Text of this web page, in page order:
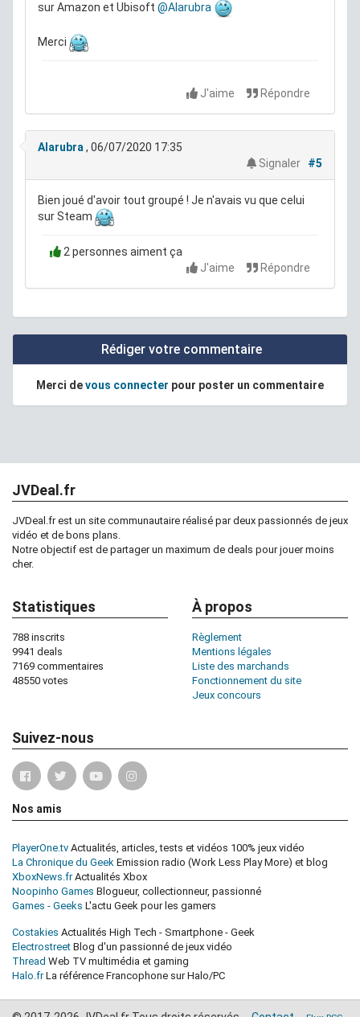
sur Amazon et Ubisoft @Alarubra
Merci
J'aime Répondre
Alarubra , 06/07/2020 17:35
Signaler
#5
Bien joué d'avoir tout groupé ! Je n'avais vu que celui
sur Steam
2 personnes aiment ça
J'aime
Répondre
Rédiger votre commentaire
Merci devous connecter pour poster un commentaire
JVDeal.fr
JVDeal.fr est un site communautaire réalisé par deux passionnés de jeux
vidéo et de bons plans.
Notre objectif est de partager un maximum de deals pour jouer moins
cher.
Statistiques
788 inscrits
9941 deals
7169 commentaires
48550 votes
À propos
Règlement
Mentions légales
Liste des marchands
Fonctionnement du site
Jeux concours
Suivez-nous
Nos amis
PlayerOne.tv Actualités, articles, tests et vidéos 100% jeux vidéo
La Chronique du Geek Emission radio (Work Less Play More) et blog
XboxNews.frActualités Xbox
Noopinho Games Blogueur, collectionneur, passionné
Games - Geeks L'actu Geek pour les gamers
Costakies Actualités High Tech - Smartphone - Geek
Electrostreet Blog d'un passionné de jeux vidéo
Thread Web TV multimédia et gaming
Halo.frLa référence Francophone sur Halo/PC